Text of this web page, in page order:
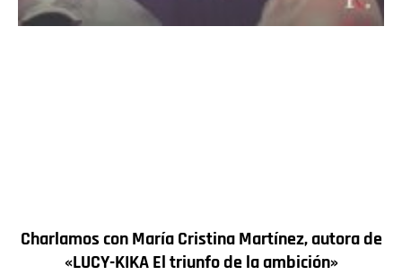
Charlamos con María Cristina Martínez, autora de
«LUCY-KIKA El triunfo de la ambición»